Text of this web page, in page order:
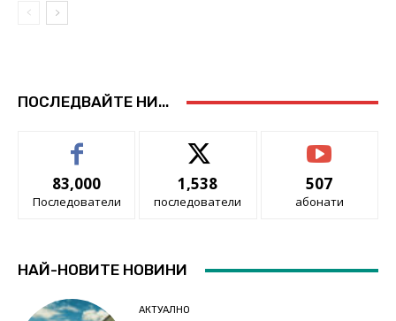
ПОСЛЕДВАЙТЕ НИ...
83,000
Последователи
1,538
последователи
507
абонати
НАЙ-НОВИТЕ НОВИНИ
АКТУАЛНО